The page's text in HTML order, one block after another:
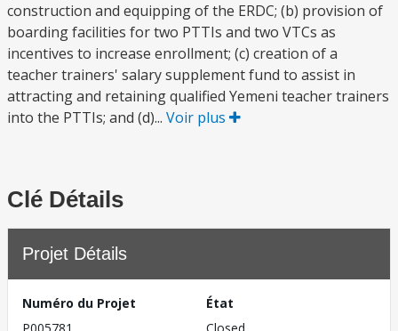
construction and equipping of the ERDC; (b) provision of
boarding facilities for two PTTIs and two VTCs as
incentives to increase enrollment; (c) creation of a
teacher trainers' salary supplement fund to assist in
attracting and retaining qualified Yemeni teacher trainers
into the PTTIs; and (d)... Voir plus
Clé Détails
Projet Détails
Numéro du Projet
État